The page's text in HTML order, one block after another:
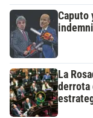
Caputo
La
derrota